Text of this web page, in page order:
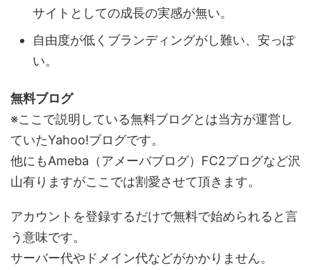
サイトとしての成長の実感が無い。
自由度が低くブランディングがし難い、安っぽ
い。
無料ブログ
※ここで説明している無料ブログとは当方が運営し
ていたYahoo!ブログです。
他にもAmeba（アメーバブログ）FC2ブログなど沢
山有りますがここでは割愛させて頂きます。
アカウントを登録するだけで無料で始められると言
う意味です。
サーバー代やドメイン代などがかかりません。